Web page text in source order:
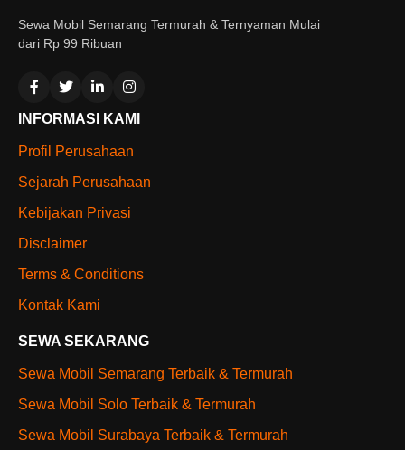
Sewa Mobil Semarang Termurah & Ternyaman Mulai
dari Rp 99 Ribuan
INFORMASI KAMI
Profil Perusahaan
Sejarah Perusahaan
Kebijakan Privasi
Disclaimer
Terms & Conditions
Kontak Kami
SEWA SEKARANG
Sewa Mobil Semarang Terbaik & Termurah
Sewa Mobil Solo Terbaik & Termurah
Sewa Mobil Surabaya Terbaik & Termurah